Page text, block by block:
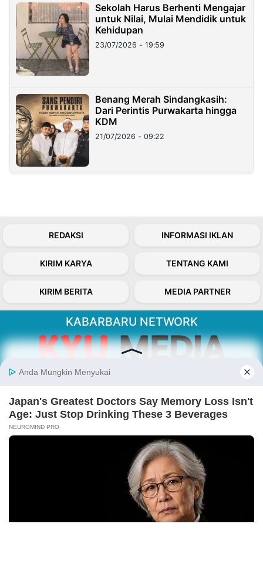
Sekolah Harus Berhenti Mengajar
untuk Nilai, Mulai Mendidik untuk
Kehidupan
23/07/2026 - 19:59
Benang Merah Sindangkasih:
Dari Perintis Purwakarta hingga
KDM
21/07/2026 - 09:22
REDAKSI INFORMASI IKLAN
KIRIM KARYA TENTANG KAMI
KIRIM BERITA MEDIA PARTNER
KABARBARU NETWORK
Kabarbaru.co menyajikan berita aktual dan
inspiratif dari sudut pandang berbaik sangka
Follow Kabarbaru